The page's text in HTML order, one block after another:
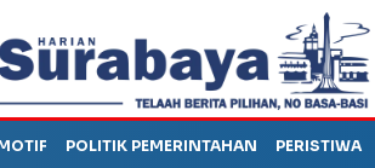
POLITIK PEMERINTAHAN PERISTIWA